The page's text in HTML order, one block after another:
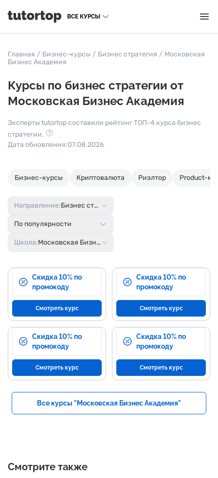
ВСЕ КУРСЫ
Главная / Бизнес-курсы / Бизнес стратегия / Московская
Бизнес Академия
Курсы по бизнес стратегии от
Московская Бизнес Академия
Эксперты tutortop составили рейтинг ТОП-4 курса бизнес
стратегии.
Дата обновления:07.08.2026
Бизнес-курсы Криптовалюта Риэлтор Product-
Школа:Московская Бизнес Академия
По популярности
Направление:Бизнес стратегия
Скидка 10% по
промокоду
Смотреть курс
Скидка 10% по
промокоду
Смотреть курс
Скидка 10% по
промокоду
Смотреть курс
Скидка 10% по
промокоду
Смотреть курс
Все курсы "Московская Бизнес Академия"
Смотрите также